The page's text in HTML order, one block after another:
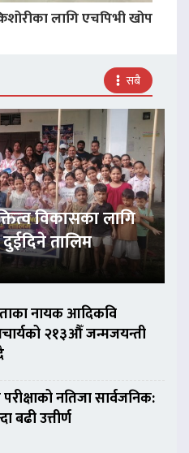
लागि एचपिभी खोप
सबै
विकासका लागि
दुईदिने तालिम
नायक आदिकवि
२१३औँ जन्मजयन्ती
नतिजा सार्वजनिक:
बढी उत्तीर्ण